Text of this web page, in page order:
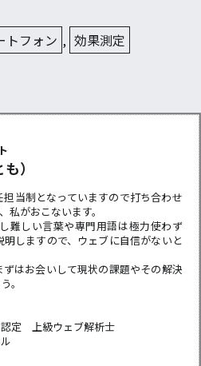
トフォン , 効果測定
）
当制となっていますので打ち合わせ
私がおこないます。
難しい言葉や専門用語は極力使わず
しますので、ウェブに自信がないと
はお会いして現状の課題やその解決
。
認定 上級ウェブ解析士